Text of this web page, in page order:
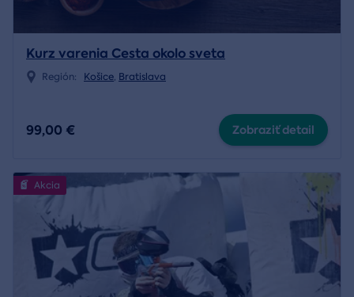
Kurz varenia Cesta okolo sveta
Región: Košice, Bratislava
99,00 € Zobraziť detail
Akcia